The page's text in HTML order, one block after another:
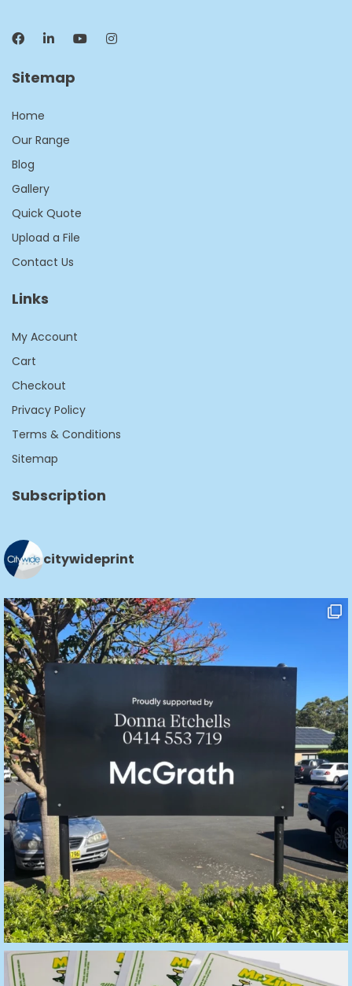
Sitemap
Home
Our Range
Blog
Gallery
Quick Quote
Upload a File
Contact Us
Links
My Account
Cart
Checkout
Privacy Policy
Terms & Conditions
Sitemap
Subscription
citywideprint